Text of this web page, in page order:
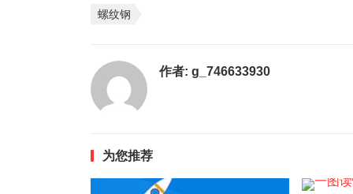
螺纹钢
作者: g_746633930
为您推荐